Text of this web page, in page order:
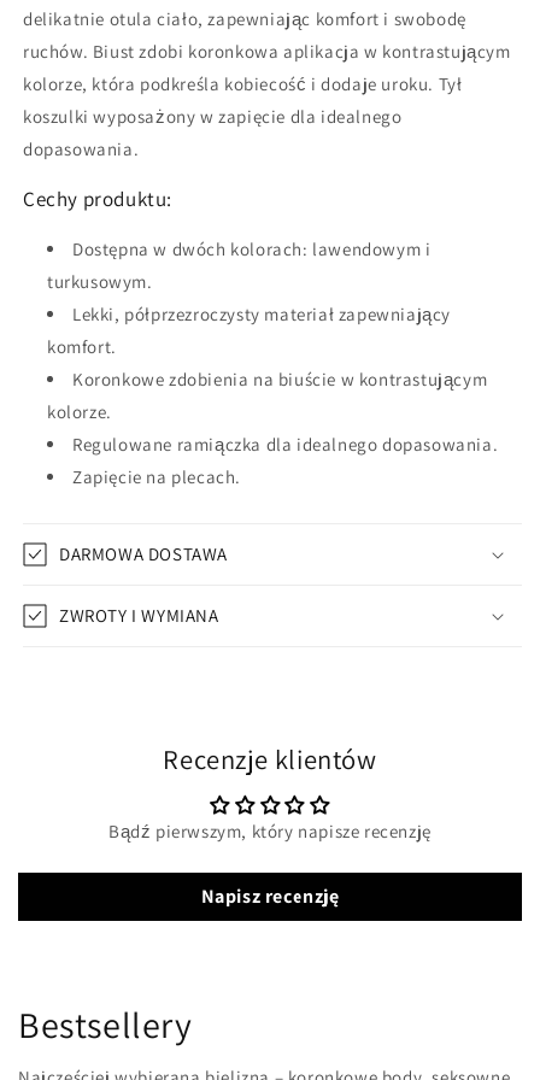
delikatnie otula ciało, zapewniając komfort i swobodę
ruchów. Biust zdobi koronkowa aplikacja w kontrastującym
kolorze, która podkreśla kobiecość i dodaje uroku. Tył
koszulki wyposażony w zapięcie dla idealnego
dopasowania.
Cechy produktu:
Dostępna w dwóch kolorach: lawendowym i
turkusowym.
Lekki, półprzezroczysty materiał zapewniający
komfort.
Koronkowe zdobienia na biuście w kontrastującym
kolorze.
Regulowane ramiączka dla idealnego dopasowania.
Zapięcie na plecach.
DARMOWA DOSTAWA
ZWROTY I WYMIANA
Recenzje klientów
Bądź pierwszym, który napisze recenzję
Napisz recenzję
Bestsellery